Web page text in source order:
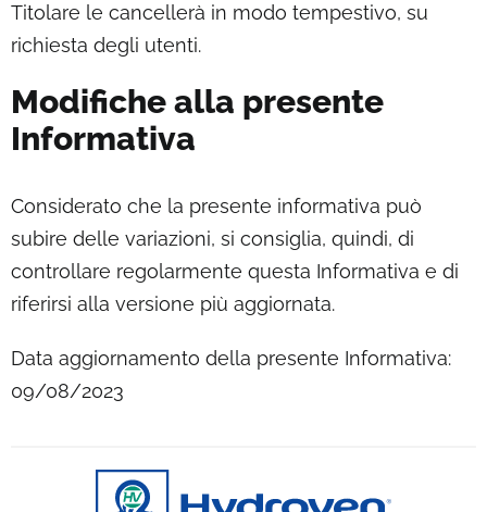
Titolare le cancellerà in modo tempestivo, su
richiesta degli utenti.
Modifiche alla presente
Informativa
Considerato che la presente informativa può
subire delle variazioni, si consiglia, quindi, di
controllare regolarmente questa Informativa e di
riferirsi alla versione più aggiornata.
Data aggiornamento della presente Informativa:
09/08/2023